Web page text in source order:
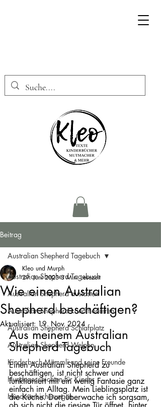
Beitrag
Australian Shepherd Tagebuch
Australian Shepherd auslasten
Australian Shepherd konditionieren
Australian Shepherd Schlafplatz
Australian Shepherd Welpen
Kinderbuch Mümmli und seine Freunde
Hundegeschichten für Kinder
Hundeversicherungen
Australian Shepherd Tagebuch
Wie einen Australian
Shepherd beschäftigen?
Kleo und Murph
29. Juni 2023 3 Min. Lesezeit
Aktualisiert: 19. Nov. 2024
Aus meinem Australian
Shepherd Tagebuch
Einen Australian Shepherd zu
beschäftigen, ist nicht schwer und
funktioniert mit ein wenig Fantasie ganz
einfach im Alltag. Mein Lieblingsplatz ist
die Küche. Dort überwache ich sorgsam,